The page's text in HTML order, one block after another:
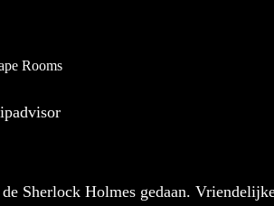
Rooms
Sherlock Holmes gedaan.